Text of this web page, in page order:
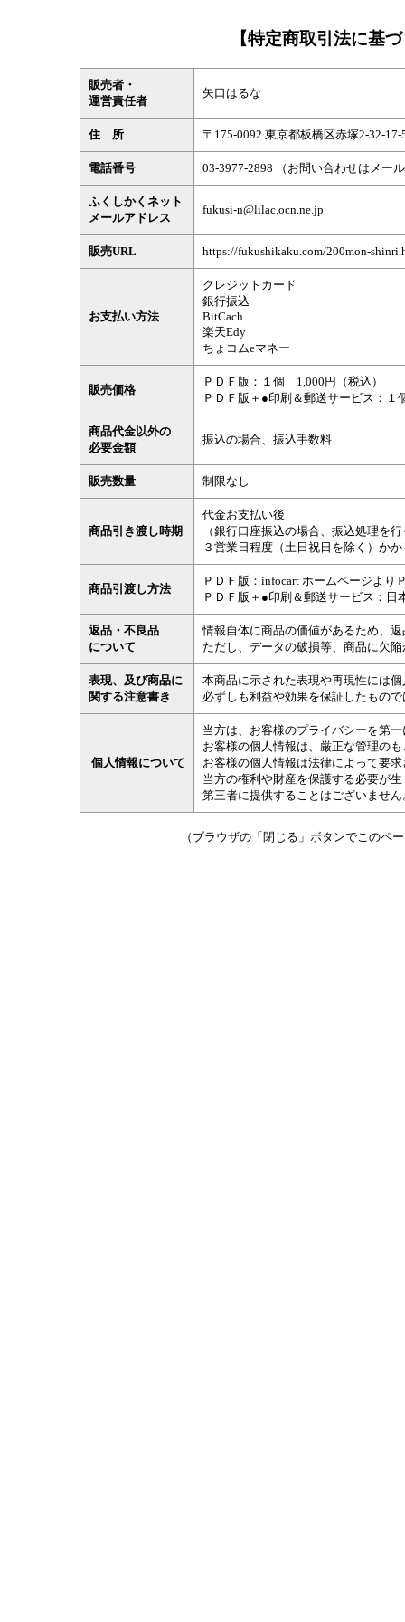
【特定商取引法に基
販売者・
運営責任者
矢口はるな
住 所 〒175-0092 東京都板橋区赤塚2-32-17-
電話番号 03-3977-2898 （お問い合わせはメー
ふくしかくネット
メールアドレス
fukusi-n@lilac.ocn.ne.jp
販売URL https://fukushikaku.com/200mon-
お支払い方法
クレジットカード
銀行振込
BitCach
楽天Edy
ちょコムeマネー
販売価格
ＰＤＦ版：１個 1,000円（税込）
ＰＤＦ版＋●印刷＆郵送サービス：
商品代金以外の
必要金額
振込の場合、振込手数料
販売数量 制限なし
商品引き渡し時期
代金お支払い後
（銀行口座振込の場合、振込処理を
３営業日程度（土日祝日を除く）か
商品引渡し方法
ＰＤＦ版：infocart ホームページより
ＰＤＦ版＋●印刷＆郵送サービス：日
返品・不良品
について
情報自体に商品の価値があるため、
ただし、データの破損等、商品に欠
表現、及び商品に
関する注意書き
本商品に示された表現や再現性には
必ずしも利益や効果を保証したもの
個人情報について
当方は、お客様のプライバシーを第
お客様の個人情報は、厳正な管理の
お客様の個人情報は法律によって要
当方の権利や財産を保護する必要が
第三者に提供することはございません
（ブラウザの「閉じる」ボタンでこのペ